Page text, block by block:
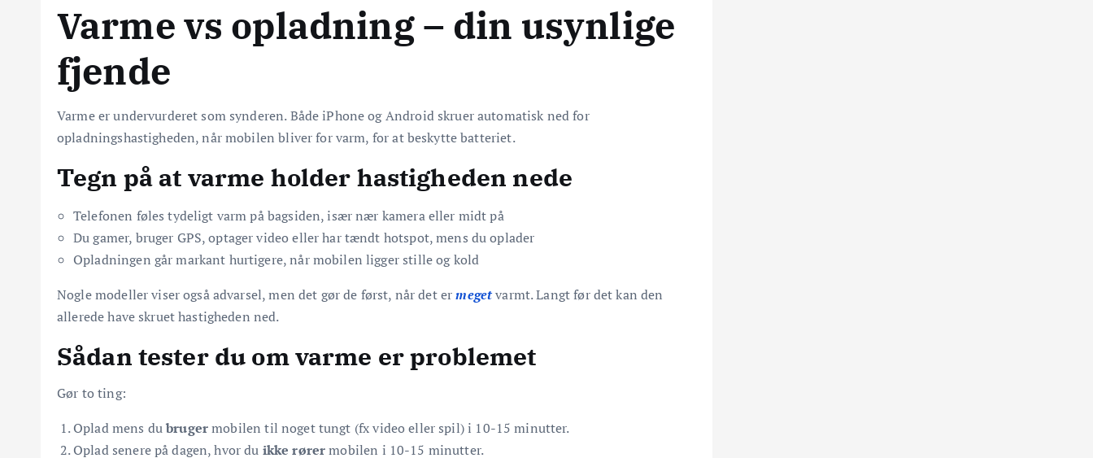
Varme vs opladning – din usynlige
fjende
Varme er undervurderet som synderen. Både iPhone og Android skruer automatisk ned for
opladningshastigheden, når mobilen bliver for varm, for at beskytte batteriet.
Tegn på at varme holder hastigheden nede
Telefonen føles tydeligt varm på bagsiden, især nær kamera eller midt på
Du gamer, bruger GPS, optager video eller har tændt hotspot, mens du oplader
Opladningen går markant hurtigere, når mobilen ligger stille og kold
Nogle modeller viser også advarsel, men det gør de først, når det ermegetvarmt. Langt før det kan den
allerede have skruet hastigheden ned.
Sådan tester du om varme er problemet
Gør to ting:
Oplad mens dubrugermobilen til noget tungt (fx video eller spil) i 10-15 minutter.
Oplad senere på dagen, hvor du ikke rørermobilen i 10-15 minutter.